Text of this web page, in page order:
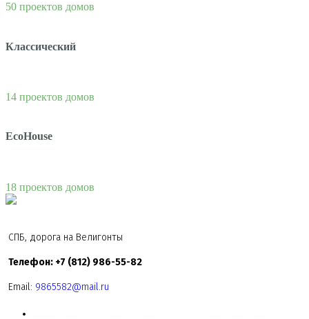
50 проектов домов
Классический
14 проектов домов
EcoHouse
18 проектов домов
СПБ, дорога на Велигонты
Телефон: +7 (812) 986-55-82
Email: 9865582@mail.ru